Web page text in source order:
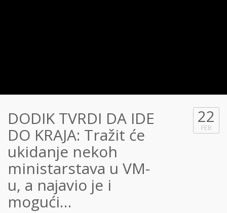
DODIK TVRDI DA IDE
DO KRAJA: Tražit će
ukidanje nekoh
ministarstava u VM-
u, a najavio je i
mogući…
22
FEB